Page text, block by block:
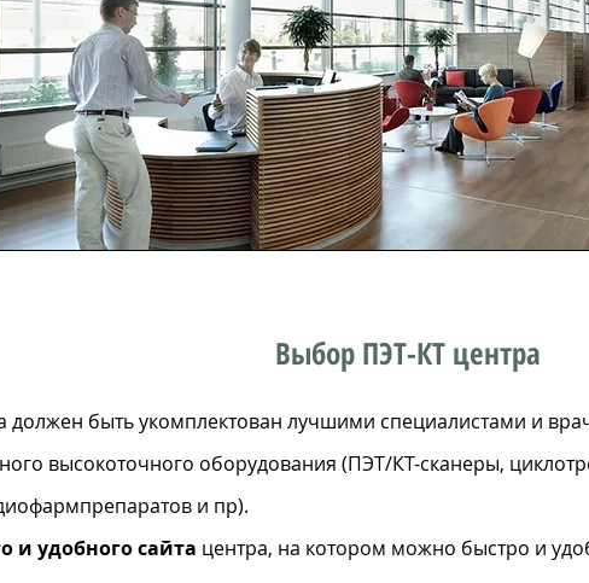
Выбор ПЭТ-КТ центра
должен быть укомплектован лучшими специалистами и
высокоточного оборудования (ПЭТ/КТ-сканеры,
и пр).
и удобного сайта центра, на котором можно быстро и